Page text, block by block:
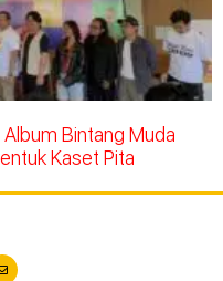
Bintang Muda
Kaset Pita